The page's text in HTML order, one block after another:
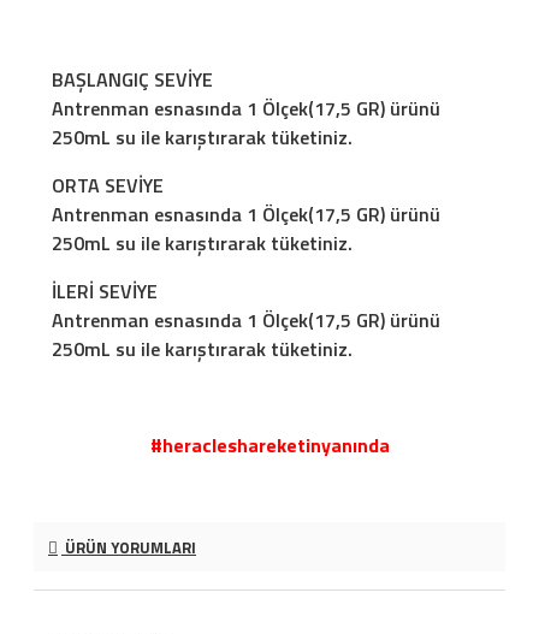
BAŞLANGIÇ SEVİYE
Antrenman esnasında 1 Ölçek(17,5 GR) ürünü
250mL su ile karıştırarak tüketiniz.
ORTA SEVİYE
Antrenman esnasında 1 Ölçek(17,5 GR) ürünü
250mL su ile karıştırarak tüketiniz.
İLERİ SEVİYE
Antrenman esnasında 1 Ölçek(17,5 GR) ürünü
250mL su ile karıştırarak tüketiniz.
#heracleshareketinyanında
ÜRÜN YORUMLARI